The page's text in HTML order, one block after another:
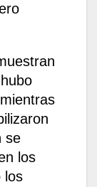
se
los
los